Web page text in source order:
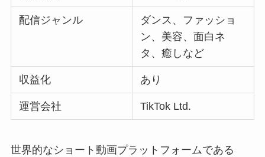
配信ジャンル
ダンス、ファッショ
ン、美容、面白ネ
タ、癒しなど
収益化 あり
運営会社 TikTok Ltd.
世界的なショート動画プラットフォームである